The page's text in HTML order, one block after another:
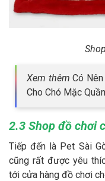
Xem thêmCó Nên
Cho Chó Mặc
2.3 Shop đồ chơi
Tiếp đến là Pet Sài
cũng rất được yêu
tới cửa hàng đồ chơi